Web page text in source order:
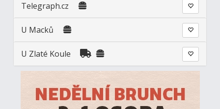
Telegraph.cz
U Macků
U Zlaté Koule